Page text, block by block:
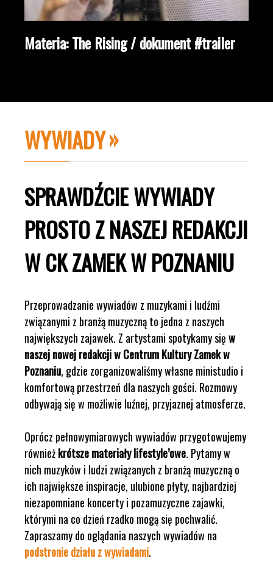
Materia: The Rising / dokument #trailer
WYWIADY
SPRAWDŹCIE WYWIADY
PROSTO Z NASZEJ REDAKCJI
W CK ZAMEK W POZNANIU
Przeprowadzanie wywiadów z muzykami i ludźmi
związanymi z branżą muzyczną to jedna z naszych
największych zajawek. Z artystami spotykamy sięw
naszej nowej redakcji w Centrum Kultury Zamek w
Poznaniu, gdzie zorganizowaliśmy własne ministudio i
komfortową przestrzeń dla naszych gości. Rozmowy
odbywają się w możliwie luźnej, przyjaznej atmosferze.
Oprócz pełnowymiarowych wywiadów przygotowujemy
równieżkrótsze materiały lifestyle’owe. Pytamy w
nich muzyków i ludzi związanych z branżą muzyczną o
ich największe inspiracje, ulubione płyty, najbardziej
niezapomniane koncerty i pozamuzyczne zajawki,
którymi na co dzień rzadko mogą się pochwalić.
Zapraszamy do oglądania naszych wywiadów na
podstronie działu z wywiadami.